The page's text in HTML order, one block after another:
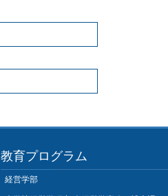
教育プログラム
経営学部